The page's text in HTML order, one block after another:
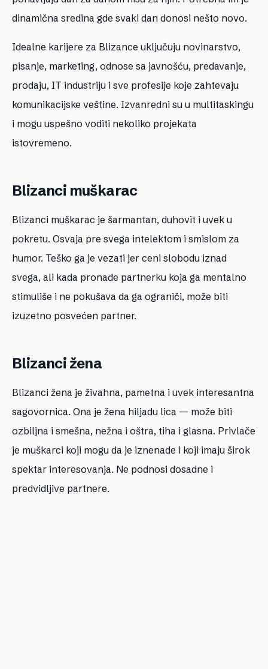
dinamična sredina gde svaki dan donosi nešto novo.
Idealne karijere za Blizance uključuju novinarstvo,
pisanje, marketing, odnose sa javnošću, predavanje,
prodaju, IT industriju i sve profesije koje zahtevaju
komunikacijske veštine. Izvanredni su u multitaskingu
i mogu uspešno voditi nekoliko projekata
istovremeno.
Blizanci muškarac
Blizanci muškarac je šarmantan, duhovit i uvek u
pokretu. Osvaja pre svega intelektom i smislom za
humor. Teško ga je vezati jer ceni slobodu iznad
svega, ali kada pronađe partnerku koja ga mentalno
stimuliše i ne pokušava da ga ograniči, može biti
izuzetno posvećen partner.
Blizanci žena
Blizanci žena je živahna, pametna i uvek interesantna
sagovornica. Ona je žena hiljadu lica — može biti
ozbiljna i smešna, nežna i oštra, tiha i glasna. Privlače
je muškarci koji mogu da je iznenade i koji imaju širok
spektar interesovanja. Ne podnosi dosadne i
predvidljive partnere.